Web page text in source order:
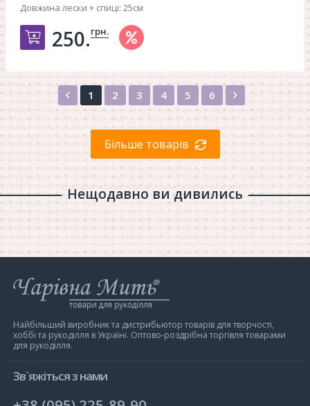
Довжина лески + спиці: 25см
Добавить в корзину
250.грн.
Назад
1 2 3 4 5 6 Вперед
Більше товарів
Нещодавно ви дивились
Інтернет-
магазин
Мить
Найбільший виробник та дистрибьютор товарів для творчості,
хоббі та рукоділля в Україні. Оптово-роздрібна торгівля товарами
для рукоділля.
Зв`яжіться з нами